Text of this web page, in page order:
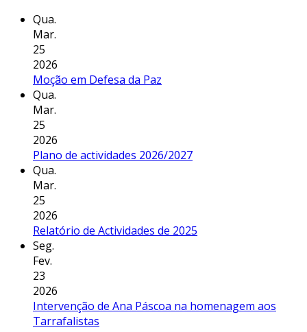
Qua.
Mar.
25
2026
Moção em Defesa da Paz
Qua.
Mar.
25
2026
Plano de actividades 2026/2027
Qua.
Mar.
25
2026
Relatório de Actividades de 2025
Seg.
Fev.
23
2026
Intervenção de Ana Páscoa na homenagem aos
Tarrafalistas